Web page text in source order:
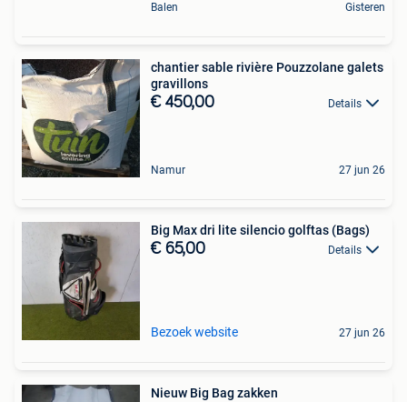
Balen Gisteren
chantier sable rivière Pouzzolane galets
gravillons
€ 450,00 Details
Namur 27 jun 26
Big Max dri lite silencio golftas (Bags)
€ 65,00 Details
Bezoek website 27 jun 26
Nieuw Big Bag zakken